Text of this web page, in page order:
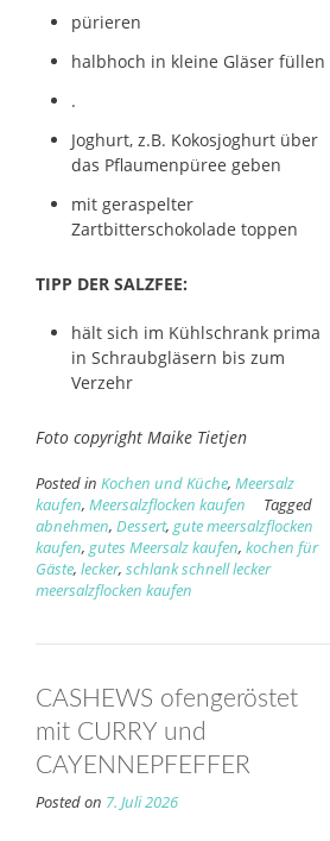
pürieren
halbhoch in kleine Gläser füllen
.
Joghurt, z.B. Kokosjoghurt über
das Pflaumenpüree geben
mit geraspelter
Zartbitterschokolade toppen
TIPP DER SALZFEE:
hält sich im Kühlschrank prima
in Schraubgläsern bis zum
Verzehr
Foto copyright Maike Tietjen
Posted in Kochen und Küche, Meersalz
kaufen, Meersalzflocken kaufen
Tagged
abnehmen, Dessert, gute meersalzflocken
kaufen, gutes Meersalz kaufen, kochen für
Gäste, lecker, schlank schnell lecker
meersalzflocken kaufen
CASHEWS ofengeröstet
mit CURRY und
CAYENNEPFEFFER
Posted on 7. Juli 2026